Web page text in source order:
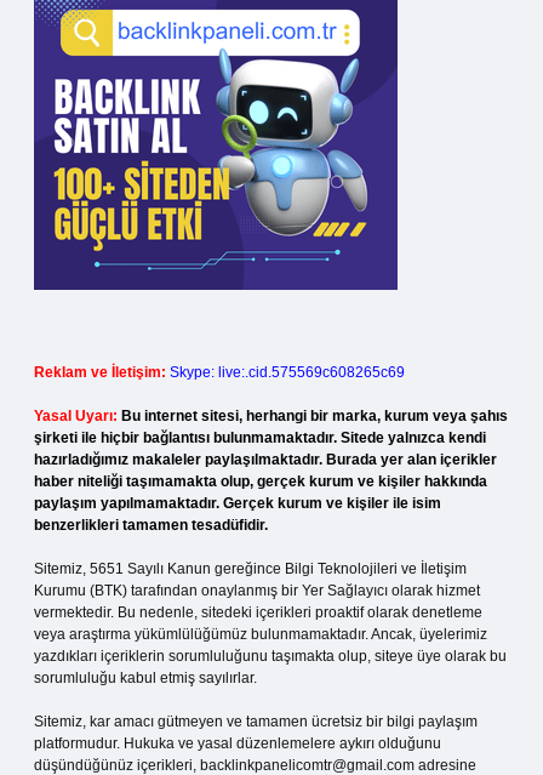
Reklam ve İletişim: Skype: live:.cid.575569c608265c69
Yasal Uyarı: Bu internet sitesi, herhangi bir marka, kurum veya şahıs
şirketi ile hiçbir bağlantısı bulunmamaktadır. Sitede yalnızca kendi
hazırladığımız makaleler paylaşılmaktadır. Burada yer alan içerikler
haber niteliği taşımamakta olup, gerçek kurum ve kişiler hakkında
paylaşım yapılmamaktadır. Gerçek kurum ve kişiler ile isim
benzerlikleri tamamen tesadüfidir.
Sitemiz, 5651 Sayılı Kanun gereğince Bilgi Teknolojileri ve İletişim
Kurumu (BTK) tarafından onaylanmış bir Yer Sağlayıcı olarak hizmet
vermektedir. Bu nedenle, sitedeki içerikleri proaktif olarak denetleme
veya araştırma yükümlülüğümüz bulunmamaktadır. Ancak, üyelerimiz
yazdıkları içeriklerin sorumluluğunu taşımakta olup, siteye üye olarak bu
sorumluluğu kabul etmiş sayılırlar.
Sitemiz, kar amacı gütmeyen ve tamamen ücretsiz bir bilgi paylaşım
platformudur. Hukuka ve yasal düzenlemelere aykırı olduğunu
düşündüğünüz içerikleri, backlinkpanelicomtr@gmail.com adresine